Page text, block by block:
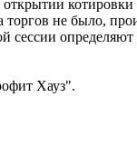
открытии
торгов не было,
сессии определяют
Хауз".